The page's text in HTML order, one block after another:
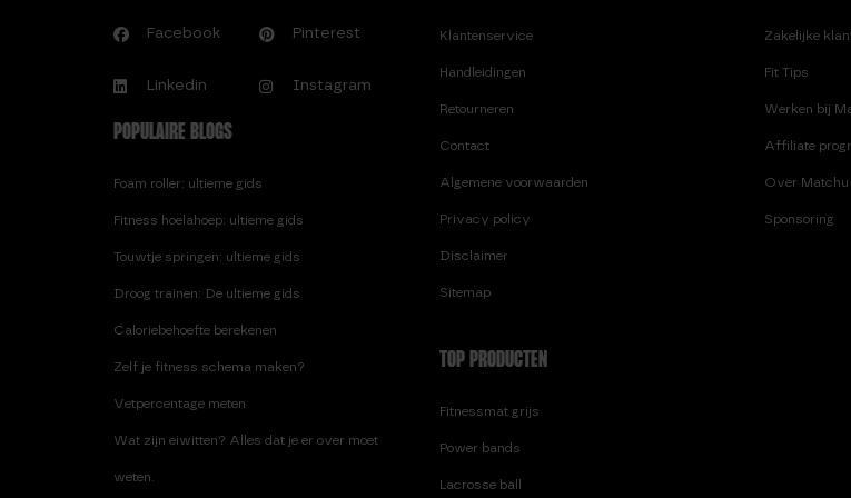
ELKE DAG TOUWTJE
EFFECTEN?
F.
FEITEN EN FABELS LACTOSE
FEITEN EN FABELS SPELT
NU EN ERVAAR DE VOORDELEN!
GEWICHTSVEST 10 KG
S.
Facebook Pinterest
Linkedin Instagram
POPULAIRE BLOGS
Foam roller: ultieme gids
Fitness hoelahoep: ultieme gids
Touwtje springen: ultieme gids
Droog trainen: De ultieme gids
Caloriebehoefte berekenen
Zelf je fitness schema maken?
Vetpercentage meten
Wat zijn eiwitten? Alles dat je er over moet
weten.
Klantenservice
Handleidingen
Retourneren
Contact
Algemene voorwaarden
Privacy policy
Disclaimer
Sitemap
TOP PRODUCTEN
Fitnessmat grijs
Power bands
Lacrosse ball
Zakelijke
Fit Tips
Werken bij
Affiliate
Over Matchu
Sponsoring